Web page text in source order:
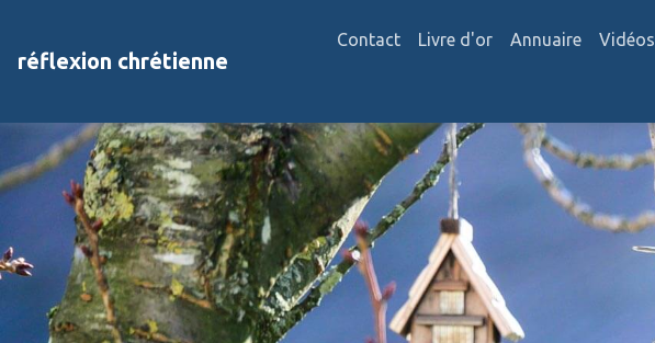
réflexion chrétienne
Contact Livre d'or Annuaire Vidéos